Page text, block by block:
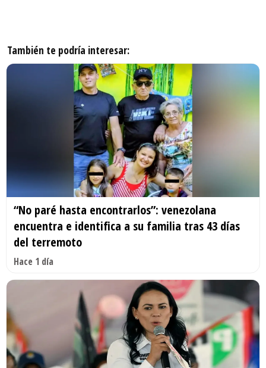
También te podría interesar:
“No paré hasta encontrarlos”: venezolana
encuentra e identifica a su familia tras 43 días
del terremoto
Hace 1 día